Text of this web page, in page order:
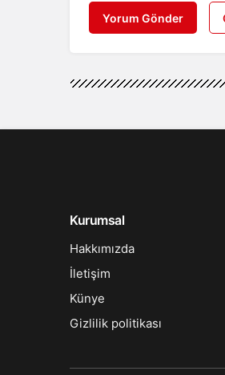
Yorum Gönder
Kurumsal
Hakkımızda
İletişim
Künye
Gizlilik politikası